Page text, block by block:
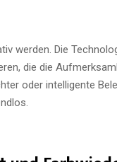
werden. Die
die die
oder intelligente